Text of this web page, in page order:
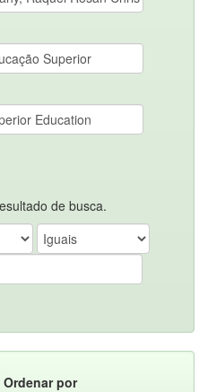
de busca.
Ordenar por